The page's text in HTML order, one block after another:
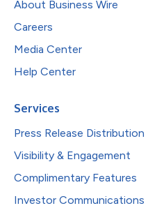
About Business Wire
Careers
Media Center
Help Center
Services
Press Release Distribution
Visibility & Engagement
Complimentary Features
Investor Communications